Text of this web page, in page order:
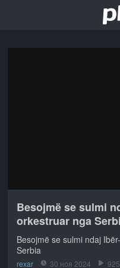
Besojmë se sulmi
orkestruar nga
Besojmë se sulmi ndaj
Serbia
rexar 30 ноя 2024